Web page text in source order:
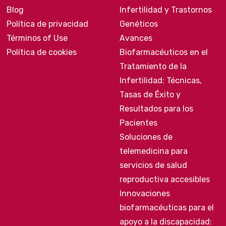
Blog
Política de privacidad
Términos of Use
Política de cookies
Infertilidad y Trastornos
Genéticos
Avances
Biofarmacéuticos en el
Tratamiento de la
Infertilidad: Técnicas,
Tasas de Éxito y
Resultados para los
Pacientes
Soluciones de
telemedicina para
servicios de salud
reproductiva accesibles
Innovaciones
biofarmacéuticas para el
apoyo a la discapacidad: